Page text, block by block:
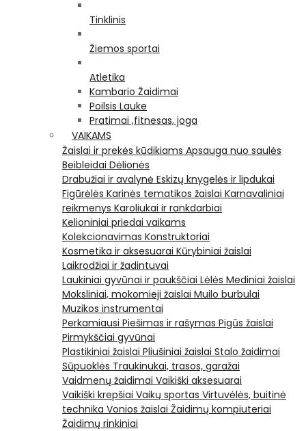
Tinklinis
Žiemos sportai
Atletika
Kambario Žaidimai
Poilsis Lauke
Pratimai ,fitnesas, joga
VAIKAMS
Žaislai ir prekės kūdikiams Apsauga nuo saulės
Beibleidai Dėlionės
Drabužiai ir avalynė Eskizų knygelės ir lipdukai
Figūrėlės Karinės tematikos žaislai Karnavaliniai
reikmenys Karoliukai ir rankdarbiai
Kelioniniai priedai vaikams
Kolekcionavimas Konstruktoriai
Kosmetika ir aksesuarai Kūrybiniai žaislai
Laikrodžiai ir žadintuvai
Laukiniai gyvūnai ir paukščiai Lėlės Mediniai žaislai
Moksliniai, mokomieji žaislai Muilo burbulai
Muzikos instrumentai
Perkamiausi Piešimas ir rašymas Pigūs žaislai
Pirmykščiai gyvūnai
Plastikiniai žaislai Pliušiniai žaislai Stalo žaidimai
Sūpuoklės Traukinukai, trasos, garažai
Vaidmenų žaidimai Vaikiški aksesuarai
Vaikiški krepšiai Vaikų sportas Virtuvėlės, buitinė
technika Vonios žaislai Žaidimų kompiuteriai
Žaidimų rinkiniai